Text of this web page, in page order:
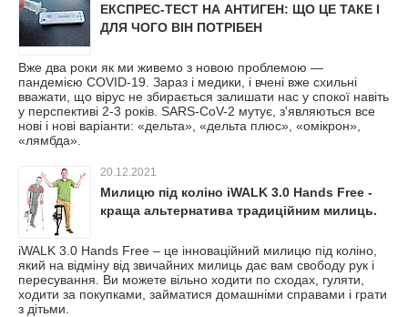
ЕКСПРЕС-ТЕСТ НА АНТИГЕН: ЩО ЦЕ ТАКЕ І
ДЛЯ ЧОГО ВІН ПОТРІБЕН
Вже два роки як ми живемо з новою проблемою —
пандемією COVID-19. Зараз і медики, і вчені вже схильні
вважати, що вірус не збирається залишати нас у спокої навіть
у перспективі 2-3 років. SARS-CoV-2 мутує, з'являються все
нові і нові варіанти: «дельта», «дельта плюс», «омікрон»,
«лямбда».
20.12.2021
Милицю під коліно iWALK 3.0 Hands Free -
краща альтернатива традиційним милиць.
iWALK 3.0 Hands Free – це інноваційний милицю під коліно,
який на відміну від звичайних милиць дає вам свободу рук і
пересування. Ви можете вільно ходити по сходах, гуляти,
ходити за покупками, займатися домашніми справами і грати
з дітьми.